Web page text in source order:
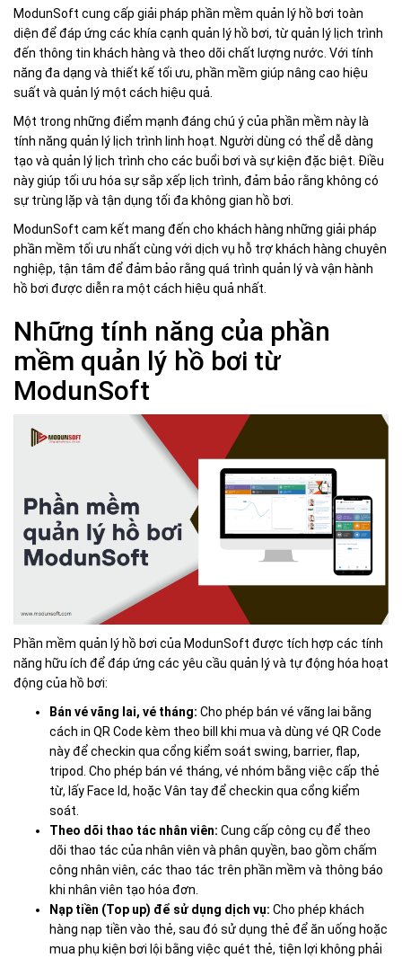
ModunSoft cung cấp giải pháp phần mềm quản lý hồ bơi toàn
diện để đáp ứng các khía cạnh quản lý hồ bơi, từ quản lý lịch trình
đến thông tin khách hàng và theo dõi chất lượng nước. Với tính
năng đa dạng và thiết kế tối ưu, phần mềm giúp nâng cao hiệu
suất và quản lý một cách hiệu quả.
Một trong những điểm mạnh đáng chú ý của phần mềm này là
tính năng quản lý lịch trình linh hoạt. Người dùng có thể dễ dàng
tạo và quản lý lịch trình cho các buổi bơi và sự kiện đặc biệt. Điều
này giúp tối ưu hóa sự sắp xếp lịch trình, đảm bảo rằng không có
sự trùng lặp và tận dụng tối đa không gian hồ bơi.
ModunSoft cam kết mang đến cho khách hàng những giải pháp
phần mềm tối ưu nhất cùng với dịch vụ hỗ trợ khách hàng chuyên
nghiệp, tận tâm để đảm bảo rằng quá trình quản lý và vận hành
hồ bơi được diễn ra một cách hiệu quả nhất.
Những tính năng của phần
mềm quản lý hồ bơi từ
ModunSoft
Phần mềm quản lý hồ bơi của ModunSoft được tích hợp các tính
năng hữu ích để đáp ứng các yêu cầu quản lý và tự động hóa hoạt
động của hồ bơi:
Bán vé vãng lai, vé tháng: Cho phép bán vé vãng lai bằng
cách in QR Code kèm theo bill khi mua và dùng vé QR Code
này để checkin qua cổng kiểm soát swing, barrier, flap,
tripod. Cho phép bán vé tháng, vé nhóm bằng việc cấp thẻ
từ, lấy Face Id, hoặc Vân tay để checkin qua cổng kiểm
soát.
Theo dõi thao tác nhân viên: Cung cấp công cụ để theo
dõi thao tác của nhân viên và phân quyền, bao gồm chấm
công nhân viên, các thao tác trên phần mềm và thông báo
khi nhân viên tạo hóa đơn.
Nạp tiền (Top up) để sử dụng dịch vụ: Cho phép khách
hàng nạp tiền vào thẻ, sau đó sử dụng thẻ để ăn uống hoặc
mua phụ kiện bơi lội bằng việc quét thẻ, tiện lợi không phải